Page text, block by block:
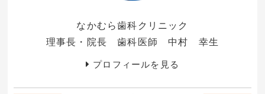
なかむら歯科クリニック
理事長・院長 歯科医師 中村 幸生
プロフィールを見る